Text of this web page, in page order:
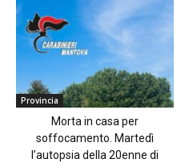
Provincia
Morta in casa per
soffocamento. Martedì
l’autopsia della 20enne di